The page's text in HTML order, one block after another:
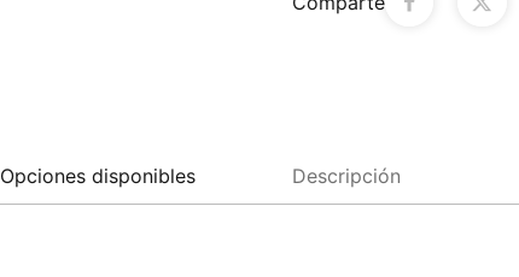
Opciones disponibles Descripción